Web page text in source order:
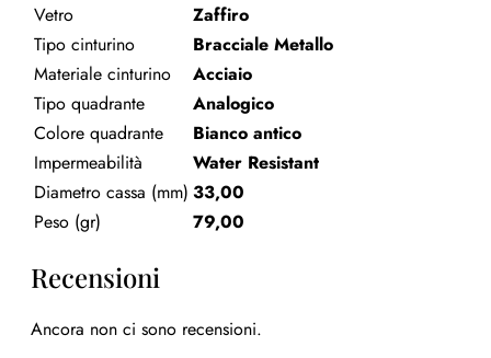
Vetro
Zaffiro
Tipo cinturino
Bracciale Metallo
Materiale cinturino
Acciaio
Tipo quadrante
Analogico
Colore quadrante
Bianco antico
Impermeabilità
Water Resistant
Diametro cassa (mm) 33,00
Peso (gr)
79,00
Recensioni
Ancora non ci sono recensioni.